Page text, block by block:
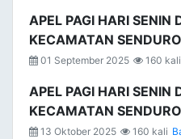
APEL PAGI HARI
KECAMATAN SENDURO
01 September 2025 160 kali
APEL PAGI HARI
KECAMATAN SENDURO
13 Oktober 2025 160 kali